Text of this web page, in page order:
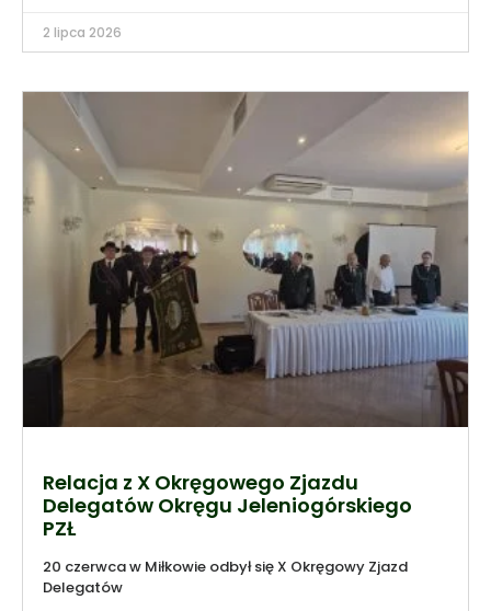
2 lipca 2026
Relacja z X Okręgowego Zjazdu
Delegatów Okręgu Jeleniogórskiego
PZŁ
20 czerwca w Miłkowie odbył się X Okręgowy Zjazd
Delegatów